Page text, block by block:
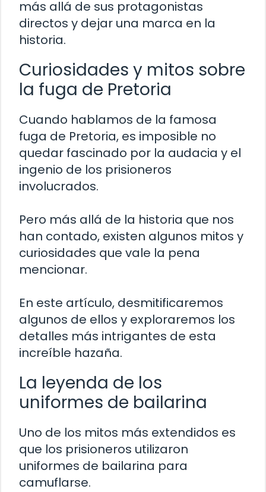
más allá de sus protagonistas
directos y dejar una marca en la
historia.
Curiosidades y mitos sobre
la fuga de Pretoria
Cuando hablamos de la famosa
fuga de Pretoria, es imposible no
quedar fascinado por la audacia y el
ingenio de los prisioneros
involucrados.
Pero más allá de la historia que nos
han contado, existen algunos mitos y
curiosidades que vale la pena
mencionar.
En este artículo, desmitificaremos
algunos de ellos y exploraremos los
detalles más intrigantes de esta
increíble hazaña.
La leyenda de los
uniformes de bailarina
Uno de los mitos más extendidos es
que los prisioneros utilizaron
uniformes de bailarina para
camuflarse.